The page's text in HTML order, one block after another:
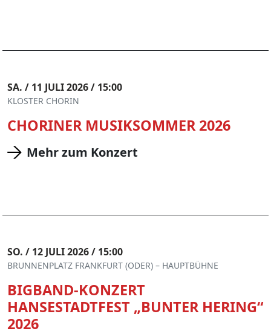
SA. / 11 JULI 2026 / 15:00
KLOSTER CHORIN
CHORINER MUSIKSOMMER 2026
Mehr zum Konzert
SO. / 12 JULI 2026 / 15:00
BRUNNENPLATZ FRANKFURT (ODER) – HAUPTBÜHNE
BIGBAND-KONZERT
HANSESTADTFEST „BUNTER HERING“
2026